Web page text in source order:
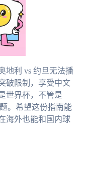
地利 vs 约旦无法播
破限制，享受中文
世界杯，不管是
。希望这份指南能
海外也能和国内球